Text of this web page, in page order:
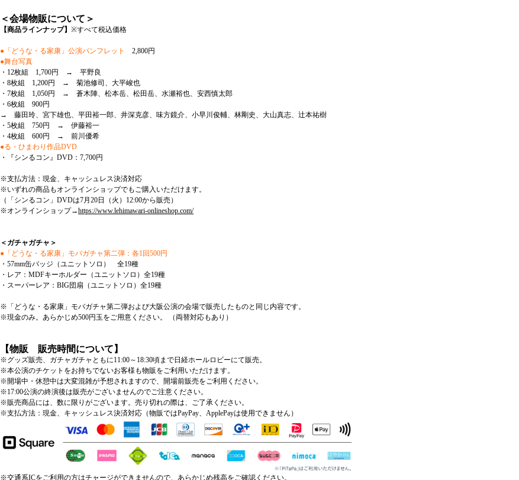
＜会場物販について＞
【商品ラインナップ】 ※すべて税込価格
●「どうな・る家康」公演パンフレット
2,800円
●舞台写真
・12枚組 1,700円 → 平野良
・8枚組 1,200円 → 菊池修司、大平峻也
・7枚組 1,050円 → 蒼木陣、松本岳、松田岳、水瀬裕也、安西慎太郎
・6枚組 900円
→ 藤田玲、宮下雄也、平田裕一郎、井深克彦、味方鏡介、小早川俊輔、林剛史、大山真志、辻本祐樹
・5枚組 750円 → 伊藤裕一
・4枚組 600円 → 前川優希
●る・ひまわり作品DVD
・『シンるコン』DVD：7,700円
※支払方法：現金、キャッシュレス決済対応
※いずれの商品もオンラインショップでもご購入いただけます。
（「シンるコン」DVDは7月20日（火）12:00から販売）
※オンラインショップ→https://www.lehimawari-onlineshop.com/
＜ガチャガチャ＞
●「どうな・る家康」モバガチャ第二弾：各1回500円
・57mm缶バッジ（ユニットソロ） 全19種
・レア：MDFキーホルダー（ユニットソロ）全19種
・スーパーレア：BIG団扇（ユニットソロ）全19種
※「どうな・る家康」モバガチャ第二弾および大阪公演の会場で販売したものと同じ内容です。
※現金のみ。あらかじめ500円玉をご用意ください。 （両替対応もあり）
【物販 販売時間について】
※グッズ販売、ガチャガチャともに11:00～18:30頃まで日経ホールロビーにて販売。
※本公演のチケットをお持ちでないお客様も物販をご利用いただけます。
※開場中・休憩中は大変混雑が予想されますので、開場前販売をご利用ください。
※17:00公演の終演後は販売がございませんのでご注意ください。
※販売商品には、数に限りがございます。売り切れの際は、ご了承ください。
※支払方法：現金、キャッシュレス決済対応（物販ではPayPay、ApplePayは使用できません）
※交通系ICをご利用の方はチャージができませんので、あらかじめ残高をご確認ください。